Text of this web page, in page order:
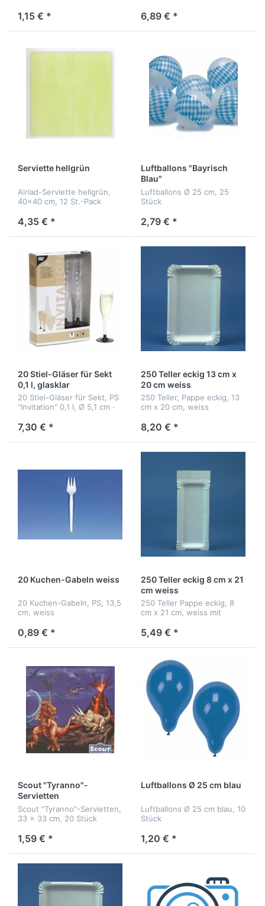
1,15 € * 6,89 € *
Serviette hellgrün
Airlad-Serviette hellgrün,
40x40 cm, 12 St.-Pack
4,35 € *
Luftballons "Bayrisch
Blau"
Luftballons Ø 25 cm, 25
Stück
2,79 € *
20 Stiel-Gläser für Sekt
0,1 l, glasklar
20 Stiel-Gläser für Sekt, PS
"Invitation" 0,1 l, Ø 5,1 cm ·
7,30 € *
250 Teller eckig 13 cm x
20 cm weiss
250 Teller, Pappe eckig, 13
cm x 20 cm, weiss
8,20 € *
20 Kuchen-Gabeln weiss
20 Kuchen-Gabeln, PS, 13,5
cm, weiss
0,89 € *
250 Teller eckig 8 cm x 21
cm weiss
250 Teller Pappe eckig, 8
cm x 21 cm, weiss mit
5,49 € *
Scout "Tyranno"-
Servietten
Scout "Tyranno"-Servietten,
33 x 33 cm, 20 Stück
1,59 € *
Luftballons Ø 25 cm blau
Luftballons Ø 25 cm blau, 10
Stück
1,20 € *